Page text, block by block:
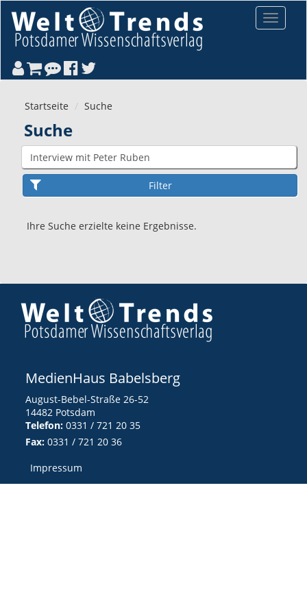
Toggle
Startseite Suche
Suche
Ihre Suche erzielte keine Ergebnisse.
MedienHaus Babelsberg
August-Bebel-Straße 26-52
14482 Potsdam
Telefon: 0331 / 721 20 35
Fax: 0331 / 721 20 36
Impressum